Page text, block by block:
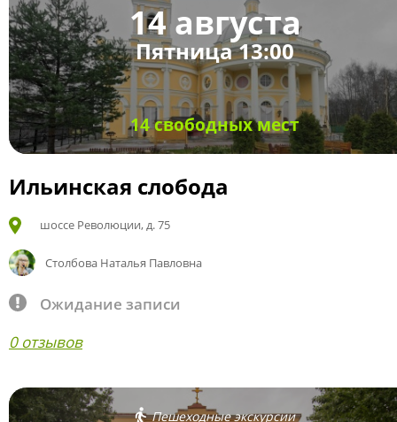
14 августа
Пятница 13:00
14 свободных мест
Ильинская слобода
шоссе Революции, д. 75
Столбова Наталья Павловна
Ожидание записи
0 отзывов
Пешеходные экскурсии